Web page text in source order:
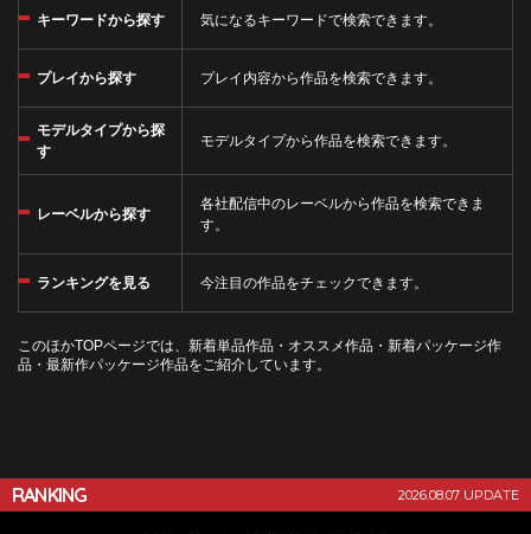
キーワードから探す 気になるキーワードで検索できます。
プレイから探す プレイ内容から作品を検索できます。
モデルタイプから探
す
モデルタイプから作品を検索できます。
レーベルから探す
各社配信中のレーベルから作品を検索できま
す。
ランキングを見る 今注目の作品をチェックできます。
このほかTOPページでは、新着単品作品・オススメ作品・新着パッケージ作
品・最新作パッケージ作品をご紹介しています。
RANKING 2026.08.07 UPDATE